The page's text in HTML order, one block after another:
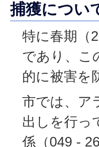
捕獲につい
特に春期（
であり、こ
的に被害を
市では、ア
出しを行っ
係（049 -